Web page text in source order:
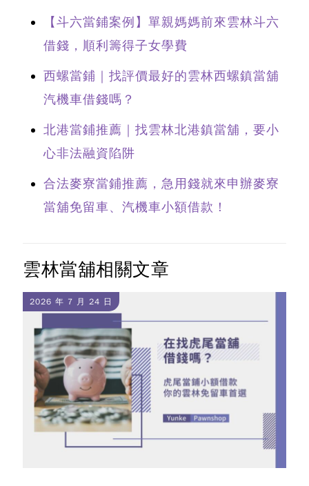
【斗六當鋪案例】單親媽媽前來雲林斗六
借錢，順利籌得子女學費
西螺當鋪｜找評價最好的雲林西螺鎮當舖
汽機車借錢嗎？
北港當鋪推薦｜找雲林北港鎮當舖，要小
心非法融資陷阱
合法麥寮當鋪推薦，急用錢就來申辦麥寮
當舖免留車、汽機車小額借款！
雲林當舖相關文章
2026 年 7 月 24 日